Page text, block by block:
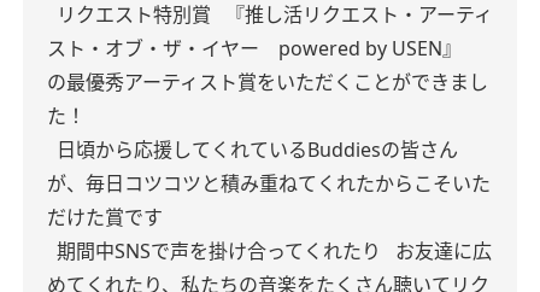
リクエスト特別賞
『推し活リクエスト・アーティ
スト・オブ・ザ・イヤー powered by USEN』
の最優秀アーティスト賞をいただくことができまし
た！
日頃から応援してくれているBuddiesの皆さん
が、毎日コツコツと積み重ねてくれたからこそいた
だけた賞です
期間中SNSで声を掛け合ってくれたり
お友達に広
めてくれたり、私たちの音楽をたくさん聴いてリク